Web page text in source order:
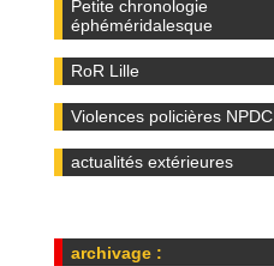
Petite chronologie
éphéméridalesque
RoR Lille
Violences policières NPDC
actualités extérieures
archivage :